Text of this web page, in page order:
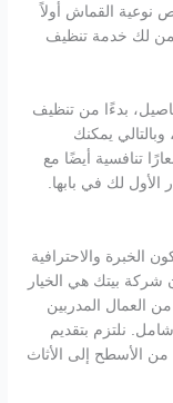
نوعية القماش أولاً
لك خدمة تنظيف
بدءًا من تنظيف
وبالتالي يمكنك
تنافسية أيضًا مع
لك في بابها.
الخبرة والاحترافية
شركة بيتك هي الخيار
العمال المدربين
نلتزم بتقديم
الأسطح إلى الأثاث